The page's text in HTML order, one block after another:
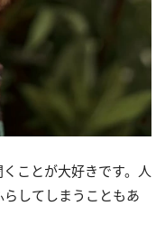
ことが大好きです。人
してしまうこともあ